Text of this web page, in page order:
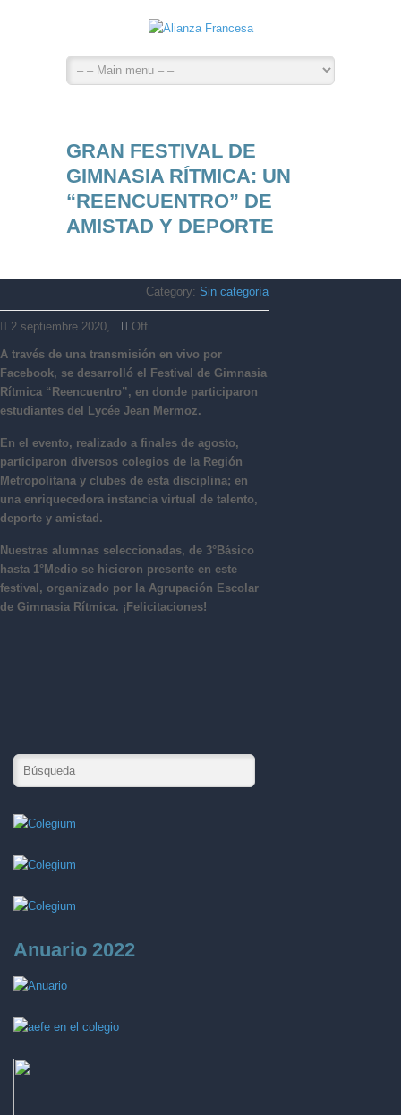
GRAN FESTIVAL DE
GIMNASIA RÍTMICA: UN
“REENCUENTRO” DE
AMISTAD Y DEPORTE
Category: Sin categoría
2 septiembre 2020, Off
A través de una transmisión en vivo por
Facebook, se desarrolló el Festival de Gimnasia
Rítmica “Reencuentro”, en donde participaron
estudiantes del Lycée Jean Mermoz.
En el evento, realizado a finales de agosto,
participaron diversos colegios de la Región
Metropolitana y clubes de esta disciplina; en
una enriquecedora instancia virtual de talento,
deporte y amistad.
Nuestras alumnas seleccionadas, de 3°Básico
hasta 1°Medio se hicieron presente en este
festival, organizado por la Agrupación Escolar
de Gimnasia Rítmica. ¡Felicitaciones!
Anuario 2022